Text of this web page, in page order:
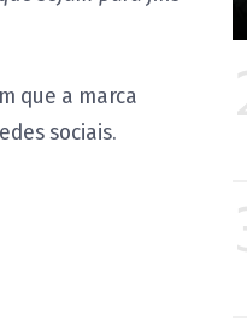
que a marca
sociais.